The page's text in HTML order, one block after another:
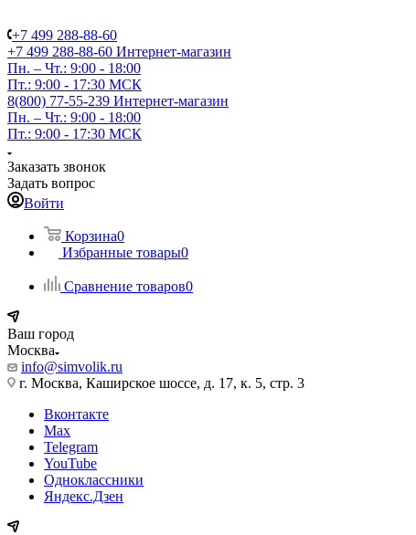
+7 499 288-88-60
+7 499 288-88-60 Интернет-магазин
Пн. – Чт.: 9:00 - 18:00
Пт.: 9:00 - 17:30 МСК
8(800) 77-55-239 Интернет-магазин
Пн. – Чт.: 9:00 - 18:00
Пт.: 9:00 - 17:30 МСК
Заказать звонок
Задать вопрос
Войти
Корзина0
Избранные товары0
Сравнение товаров0
Ваш город
Москва
info@simvolik.ru
г. Москва, Каширское шоссе, д. 17, к. 5, стр. 3
Вконтакте
Max
Telegram
YouTube
Одноклассники
Яндекс.Дзен